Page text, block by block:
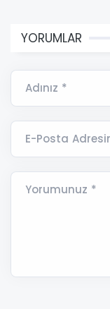
YORUMLAR
Adınız *
E-Posta
Yorumunuz *